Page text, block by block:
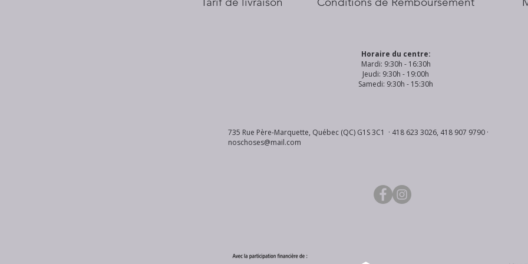
Horaire du centre:
Mardi: 9:30h - 16:30h
Jeudi: 9:30h - 19:00h
Samedi: 9:30h - 15:30h
735 Rue Père-Marquette, Québec (QC) G1S 3C1 · 418 623 3026, 418 907 9790 ·
noschoses@mail.com